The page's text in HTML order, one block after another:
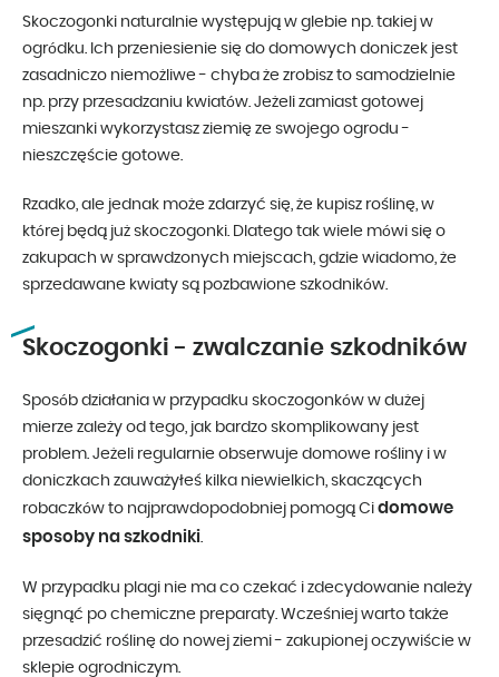
Skoczogonki naturalnie występują w glebie np. takiej w
ogródku. Ich przeniesienie się do domowych doniczek jest
zasadniczo niemożliwe - chyba że zrobisz to samodzielnie
np. przy przesadzaniu kwiatów. Jeżeli zamiast gotowej
mieszanki wykorzystasz ziemię ze swojego ogrodu -
nieszczęście gotowe.
Rzadko, ale jednak może zdarzyć się, że kupisz roślinę, w
której będą już skoczogonki. Dlatego tak wiele mówi się o
zakupach w sprawdzonych miejscach, gdzie wiadomo, że
sprzedawane kwiaty są pozbawione szkodników.
Skoczogonki - zwalczanie szkodników
Sposób działania w przypadku skoczogonków w dużej
mierze zależy od tego, jak bardzo skomplikowany jest
problem. Jeżeli regularnie obserwuje domowe rośliny i w
doniczkach zauważyłeś kilka niewielkich, skaczących
robaczków to najprawdopodobniej pomogą Ci domowe
sposoby na szkodniki
W przypadku plagi nie ma co czekać i zdecydowanie należy
sięgnąć po chemiczne preparaty. Wcześniej warto także
przesadzić roślinę do nowej ziemi - zakupionej oczywiście w
sklepie ogrodniczym.